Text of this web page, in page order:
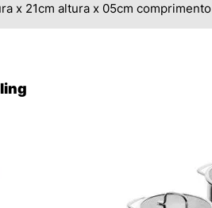
x 21cm altura x 05cm comprimento